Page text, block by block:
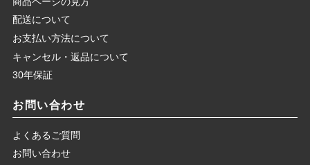
配送について
お支払い方法について
キャンセル・返品について
30年保証
お問い合わせ
よくあるご質問
お問い合わせ